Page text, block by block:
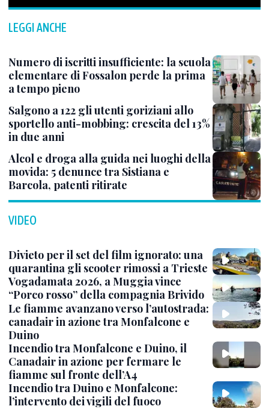
LEGGI ANCHE
Numero di iscritti insufficiente: la scuola
elementare di Fossalon perde la prima
a tempo pieno
Salgono a 122 gli utenti goriziani allo
sportello anti-mobbing: crescita del 13%
in due anni
Alcol e droga alla guida nei luoghi della
movida: 5 denunce tra Sistiana e
Barcola, patenti ritirate
VIDEO
Divieto per il set del film ignorato: una
quarantina gli scooter rimossi a Trieste
Vogadamata 2026, a Muggia vince
“Porco rosso” della compagnia Brivido
Le fiamme avanzano verso l’autostrada:
canadair in azione tra Monfalcone e
Duino
Incendio tra Monfalcone e Duino, il
Canadair in azione per fermare le
fiamme sul fronte dell’A4
Incendio tra Duino e Monfalcone:
l’intervento dei vigili del fuoco